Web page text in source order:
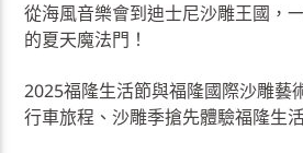
從海風音樂會到迪士尼沙雕王國，
的夏天魔法門！
2025福隆生活節與福隆國際沙雕藝
行車旅程、沙雕季搶先體驗福隆生